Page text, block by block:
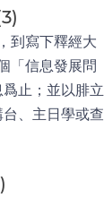
到寫下釋經大
「信息發展問
止；並以腓立
、主日學或查